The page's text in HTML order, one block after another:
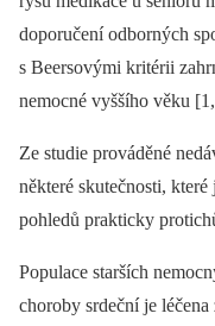
doporučení odborných
s Beersovými kritérii
nemocné vyššího věku
Ze studie prováděné
některé skutečnosti,
pohledů prakticky
Populace starších
choroby srdeční je